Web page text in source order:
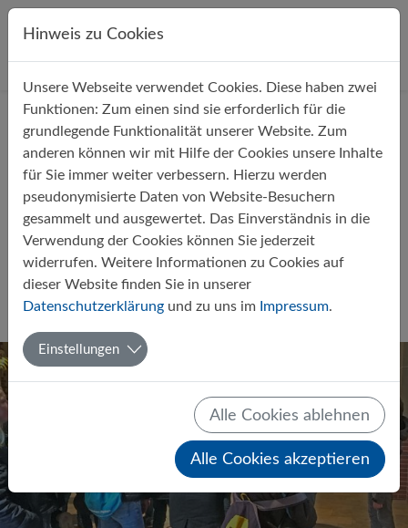
Direkt zur Hauptnavigation springen
Direkt zum Inhalt springen
StartseiteÜber uns Aktuelles
Schüler erkunden Antoniuskirche
und stellen eigene
Kirchengemeinde vor
12.03.2019
Hinweis zu Cookies
Unsere Webseite verwendet Cookies. Diese haben zwei
Funktionen: Zum einen sind sie erforderlich für die
grundlegende Funktionalität unserer Website. Zum
anderen können wir mit Hilfe der Cookies unsere Inhalte
für Sie immer weiter verbessern. Hierzu werden
pseudonymisierte Daten von Website-Besuchern
gesammelt und ausgewertet. Das Einverständnis in die
Verwendung der Cookies können Sie jederzeit
widerrufen. Weitere Informationen zu Cookies auf
dieser Website finden Sie in unserer
Datenschutzerklärung und zu uns im Impressum.
Einstellungen
Alle Cookies ablehnen
Alle Cookies akzeptieren